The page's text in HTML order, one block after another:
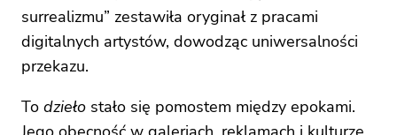
surrealizmu” zestawiła oryginał z pracami
digitalnych artystów, dowodząc uniwersalności
przekazu.
To dzieło stało się pomostem między epokami.